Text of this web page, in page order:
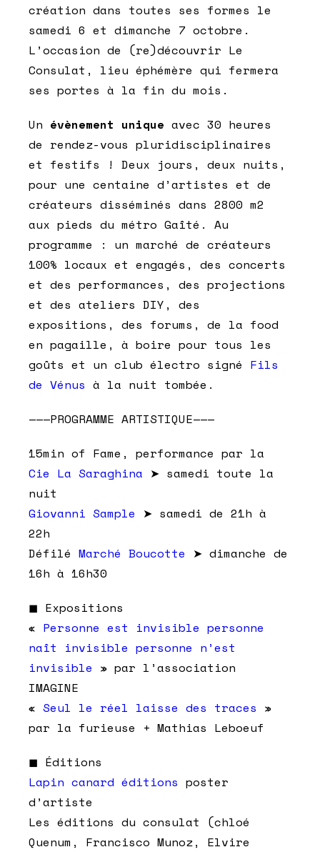
création dans toutes ses formes le
samedi 6 et dimanche 7 octobre.
L’occasion de (re)découvrir Le
Consulat, lieu éphémère qui fermera
ses portes à la fin du mois.
Un évènement unique avec 30 heures
de rendez-vous pluridisciplinaires
et festifs ! Deux jours, deux nuits,
pour une centaine d’artistes et de
créateurs disséminés dans 2800 m2
aux pieds du métro Gaîté. Au
programme : un marché de créateurs
100% locaux et engagés, des concerts
et des performances, des projections
et des ateliers DIY, des
expositions, des forums, de la food
en pagaille, à boire pour tous les
goûts et un club électro signé Fils
de Vénus à la nuit tombée.
———PROGRAMME ARTISTIQUE———
15min of Fame, performance par la
Cie La Saraghina ➤ samedi toute la
nuit
Giovanni Sample ➤ samedi de 21h à
22h
Défilé Marché Boucotte ➤ dimanche de
16h à 16h30
◼︎ Expositions
« Personne est invisible personne
naît invisible personne n’est
invisible » par l’association
IMAGINE
« Seul le réel laisse des traces »
par la furieuse + Mathias Leboeuf
◼︎ Éditions
Lapin canard éditions poster
d’artiste
Les éditions du consulat (chloé
Quenum, Francisco Munoz, Elvire